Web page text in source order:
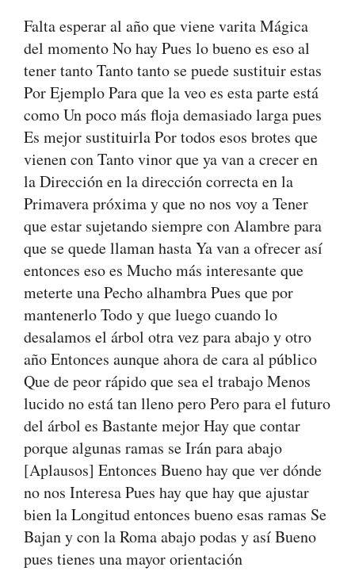
Falta esperar al año que viene varita Mágica
del momento No hay Pues lo bueno es eso al
tener tanto Tanto tanto se puede sustituir estas
Por Ejemplo Para que la veo es esta parte está
como Un poco más floja demasiado larga pues
Es mejor sustituirla Por todos esos brotes que
vienen con Tanto vinor que ya van a crecer en
la Dirección en la dirección correcta en la
Primavera próxima y que no nos voy a Tener
que estar sujetando siempre con Alambre para
que se quede llaman hasta Ya van a ofrecer así
entonces eso es Mucho más interesante que
meterte una Pecho alhambra Pues que por
mantenerlo Todo y que luego cuando lo
desalamos el árbol otra vez para abajo y otro
año Entonces aunque ahora de cara al público
Que de peor rápido que sea el trabajo Menos
lucido no está tan lleno pero Pero para el futuro
del árbol es Bastante mejor Hay que contar
porque algunas ramas se Irán para abajo
[Aplausos] Entonces Bueno hay que ver dónde
no nos Interesa Pues hay que hay que ajustar
bien la Longitud entonces bueno esas ramas Se
Bajan y con la Roma abajo podas y así Bueno
pues tienes una mayor orientación